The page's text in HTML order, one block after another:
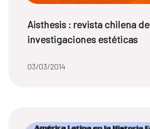
News title:
Aisthesis : revista chilena de
investigaciones estéticas
Date of the news::
03/03/2014